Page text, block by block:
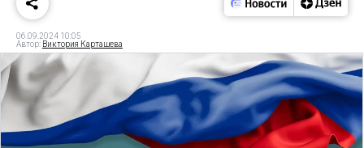
06.09.2024 10:05
Автор: Виктория Карташева